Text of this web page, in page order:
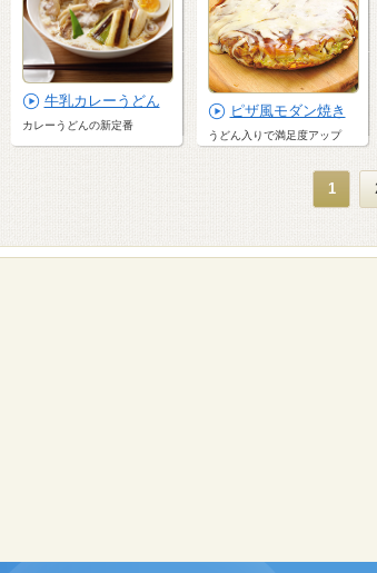
牛乳カレーうどん
カレーうどんの新定番
ピザ風モダン焼き
うどん入りで満足度アップ
1